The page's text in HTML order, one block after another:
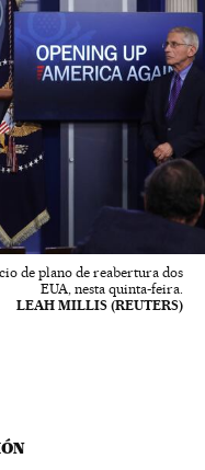
de plano de reabertura dos
EUA, nesta quinta-feira.
LEAH MILLIS (REUTERS)